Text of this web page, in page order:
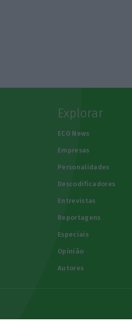
Explorar
ECO News
Empresas
Personalidades
Descodificadores
Entrevistas
Reportagens
Especiais
Opinião
Autores